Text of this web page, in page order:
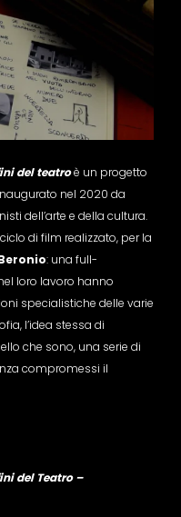
del teatroè un progetto
nel 2020 da
dell’arte e della cultura.
di film realizzato, per la
: una full-
loro lavoro hanno
specialistiche delle varie
l’idea stessa di
che sono, una serie di
compromessi il
del Teatro –